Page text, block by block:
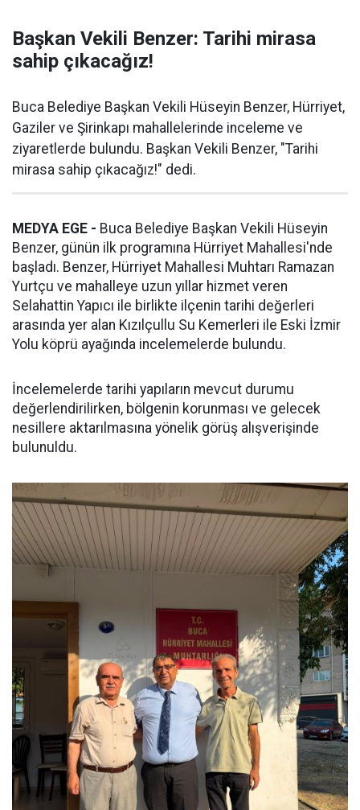
Başkan Vekili Benzer: Tarihi mirasa
sahip çıkacağız!
Buca Belediye Başkan Vekili Hüseyin Benzer, Hürriyet,
Gaziler ve Şirinkapı mahallelerinde inceleme ve
ziyaretlerde bulundu. Başkan Vekili Benzer, "Tarihi
mirasa sahip çıkacağız!" dedi.
MEDYA EGE - Buca Belediye Başkan Vekili Hüseyin
Benzer, günün ilk programına Hürriyet Mahallesi'nde
başladı. Benzer, Hürriyet Mahallesi Muhtarı Ramazan
Yurtçu ve mahalleye uzun yıllar hizmet veren
Selahattin Yapıcı ile birlikte ilçenin tarihi değerleri
arasında yer alan Kızılçullu Su Kemerleri ile Eski İzmir
Yolu köprü ayağında incelemelerde bulundu.
İncelemelerde tarihi yapıların mevcut durumu
değerlendirilirken, bölgenin korunması ve gelecek
nesillere aktarılmasına yönelik görüş alışverişinde
bulunuldu.